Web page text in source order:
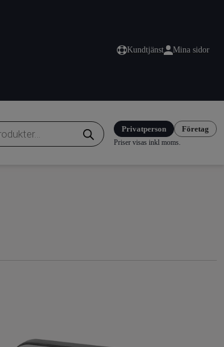
Kundtjänst Mina sidor
Privatperson Företag
Priser visas inkl moms.